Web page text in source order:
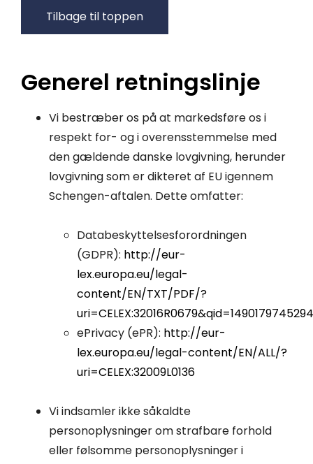
Tilbage til toppen
Generel retningslinje
Vi bestræber os på at markedsføre os i
respekt for- og i overensstemmelse med
den gældende danske lovgivning, herunder
lovgivning som er dikteret af EU igennem
Schengen-aftalen. Dette omfatter:
Databeskyttelsesforordningen
(GDPR): http://eur-
lex.europa.eu/legal-
content/EN/TXT/PDF/?
ePrivacy (ePR): http://eur-
lex.europa.eu/legal-content/EN/ALL/?
uri=CELEX:32009L0136
Vi indsamler ikke såkaldte
personoplysninger om strafbare forhold
eller følsomme personoplysninger i